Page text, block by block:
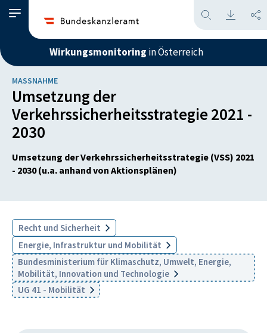
Wirkungsmonitoring in Österreich
MASSNAHME
Umsetzung der
Verkehrssicherheitsstrategie 2021 -
2030
Umsetzung der Verkehrssicherheitsstrategie (VSS) 2021
- 2030 (u.a. anhand von Aktionsplänen)
Recht und Sicherheit
Energie, Infrastruktur und Mobilität
Bundesministerium für Klimaschutz, Umwelt, Energie,
Mobilität, Innovation und Technologie
UG 41 - Mobilität